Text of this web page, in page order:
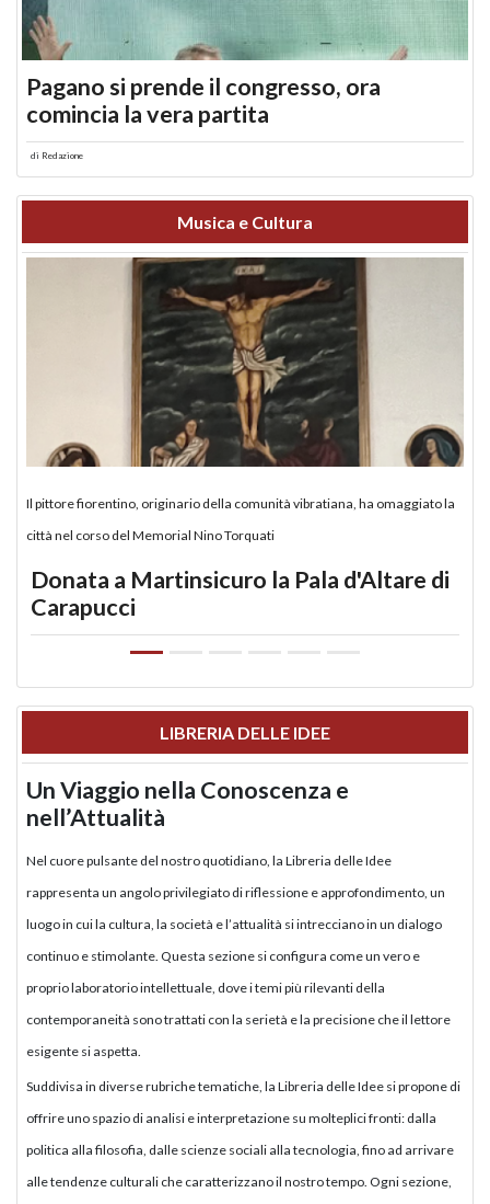
Pagano si prende il congresso, ora
comincia la vera partita
di Redazione
Musica e Cultura
Il pittore fiorentino, originario della comunità vibratiana, ha omaggiato la
città nel corso del Memorial Nino Torquati
Donata a Martinsicuro la Pala d'Altare di
Carapucci
LIBRERIA DELLE IDEE
Un Viaggio nella Conoscenza e
nell’Attualità
Nel cuore pulsante del nostro quotidiano, la Libreria delle Idee
rappresenta un angolo privilegiato di riflessione e approfondimento, un
luogo in cui la cultura, la società e l’attualità si intrecciano in un dialogo
continuo e stimolante. Questa sezione si configura come un vero e
proprio laboratorio intellettuale, dove i temi più rilevanti della
contemporaneità sono trattati con la serietà e la precisione che il lettore
esigente si aspetta.
Suddivisa in diverse rubriche tematiche, la Libreria delle Idee si propone di
offrire uno spazio di analisi e interpretazione su molteplici fronti: dalla
politica alla filosofia, dalle scienze sociali alla tecnologia, fino ad arrivare
alle tendenze culturali che caratterizzano il nostro tempo. Ogni sezione,